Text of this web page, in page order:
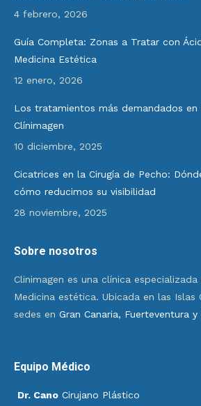
4 febrero, 2026
Guía Completa: Zonas a Tratar con
Medicina Estética
12 enero, 2026
Los tratamientos más demandados en
Clínimagen
10 diciembre, 2025
Cicatrices en la Cirugía de Pecho:
cómo reducimos su visibilidad
28 noviembre, 2025
Sobre nosotros
Clinimagen es una clínica
Medicina estética. Ubicada en las Islas
sedes en Gran Canaria, Fuerteventura
Equipo Médico
Dr. Cano Cirujano Plástico